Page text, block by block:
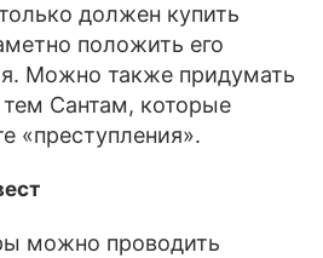
должен купить
положить его
Можно также придумать
Сантам, которые
«преступления».
можно проводить